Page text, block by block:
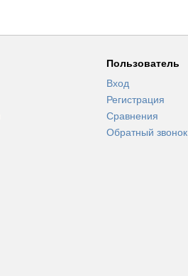
Пользователь
Вход
Регистрация
Сравнения
Обратный звонок